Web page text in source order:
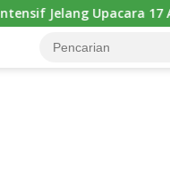
17 Agustus